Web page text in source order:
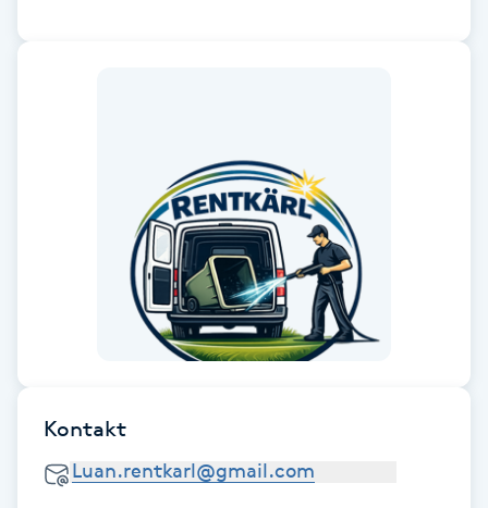
Diamantslipning
Extensions
Extensions borttagning
Kontakt